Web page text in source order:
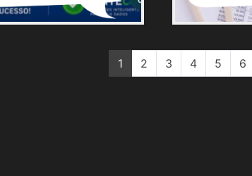
CONTROLE SOB SUAS
VENDAS”
1 2 3 4 5 6